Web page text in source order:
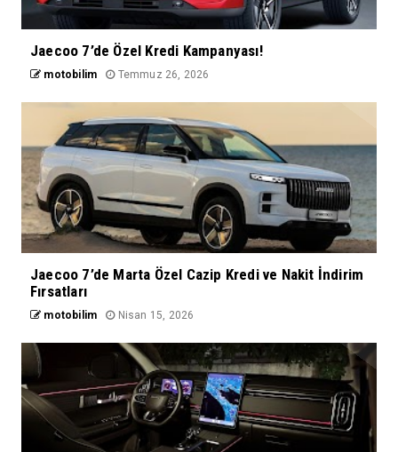
Jaecoo 7’de Özel Kredi Kampanyası!
motobilim Temmuz 26, 2026
Jaecoo 7’de Marta Özel Cazip Kredi ve Nakit İndirim
Fırsatları
motobilim Nisan 15, 2026